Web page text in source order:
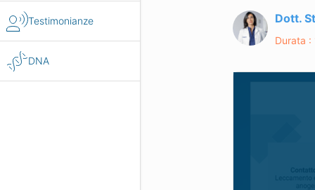
Testimonianze
DNA
Dott.
Durata :